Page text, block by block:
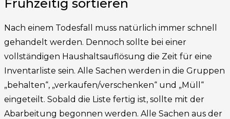
Frühzeitig sortieren
Nach einem Todesfall muss natürlich immer schnell
gehandelt werden. Dennoch sollte bei einer
vollständigen Haushaltsauflösung die Zeit für eine
Inventarliste sein. Alle Sachen werden in die Gruppen
„behalten“, „verkaufen/verschenken“ und „Müll“
eingeteilt. Sobald die Liste fertig ist, sollte mit der
Abarbeitung begonnen werden. Alle Sachen aus der